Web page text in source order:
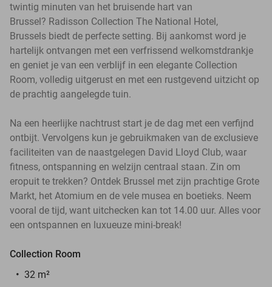
twintig minuten van het bruisende hart van
Brussel? Radisson Collection The National Hotel,
Brussels biedt de perfecte setting. Bij aankomst word je
hartelijk ontvangen met een verfrissend welkomstdrankje
en geniet je van een verblijf in een elegante Collection
Room, volledig uitgerust en met een rustgevend uitzicht op
de prachtig aangelegde tuin.
Na een heerlijke nachtrust start je de dag met een verfijnd
ontbijt. Vervolgens kun je gebruikmaken van de exclusieve
faciliteiten van de naastgelegen David Lloyd Club, waar
fitness, ontspanning en welzijn centraal staan. Zin om
eropuit te trekken? Ontdek Brussel met zijn prachtige Grote
Markt, het Atomium en de vele musea en boetieks. Neem
vooral de tijd, want uitchecken kan tot 14.00 uur. Alles voor
een ontspannen en luxueuze mini-break!
Collection Room
32 m²